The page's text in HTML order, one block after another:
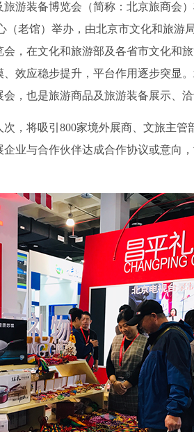
游装备博览会（简称：北京旅商会）
（老馆）举办，由北京市文化和旅游
，在文化和旅游部及各省市文化和
效应稳步提升，平台作用逐步突显
，也是旅游商品及旅游装备展示、洽
，将吸引800家境外展商、文旅主管
业与合作伙伴达成合作协议或意向